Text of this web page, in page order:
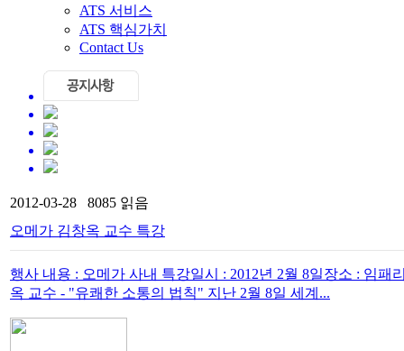
ATS 서비스
ATS 핵심가치
Contact Us
2012-03-28 8085 읽음
오메가 김창옥 교수 특강
행사 내용 : 오메가 사내 특강일시 : 2012년 2월 8일장소 : 임
옥 교수 - "유쾌한 소통의 법칙" 지난 2월 8일 세계...